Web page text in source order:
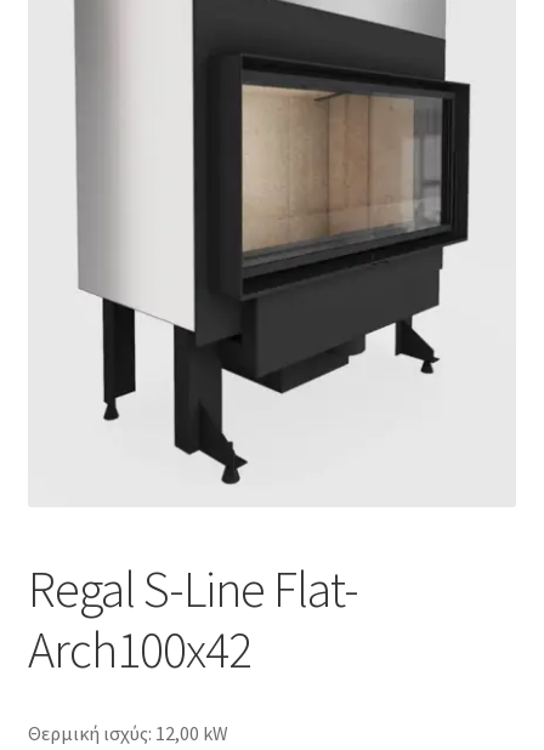
Regal S-Line Flat-
Arch100x42
Θερμική ισχύς: 12,00 kW